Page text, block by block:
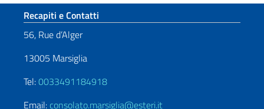
Sezione footer
Recapiti e Contatti
56, Rue d’Alger
13005 Marsiglia
Tel:0033491184918
Email: consolato.marsiglia@esteri.it